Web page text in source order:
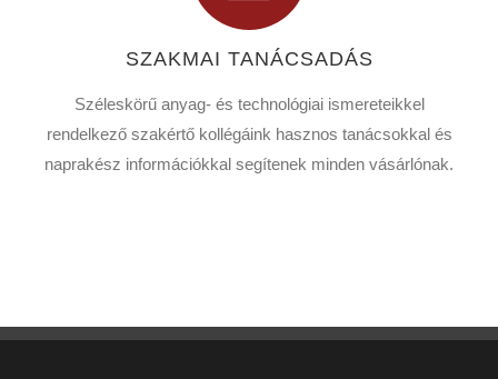
SZAKMAI TANÁCSADÁS
Széleskörű anyag- és technológiai ismereteikkel
rendelkező szakértő kollégáink hasznos tanácsokkal és
naprakész információkkal segítenek minden vásárlónak.